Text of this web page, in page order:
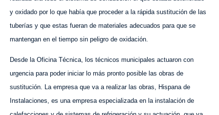
y oxidado por lo que había que proceder a la rápida sustitución de las
tuberías y que estas fueran de materiales adecuados para que se
mantengan en el tiempo sin peligro de oxidación.
Desde la Oficina Técnica, los técnicos municipales actuaron con
urgencia para poder iniciar lo más pronto posible las obras de
sustitución. La empresa que va a realizar las obras, Hispana de
Instalaciones, es una empresa especializada en la instalación de